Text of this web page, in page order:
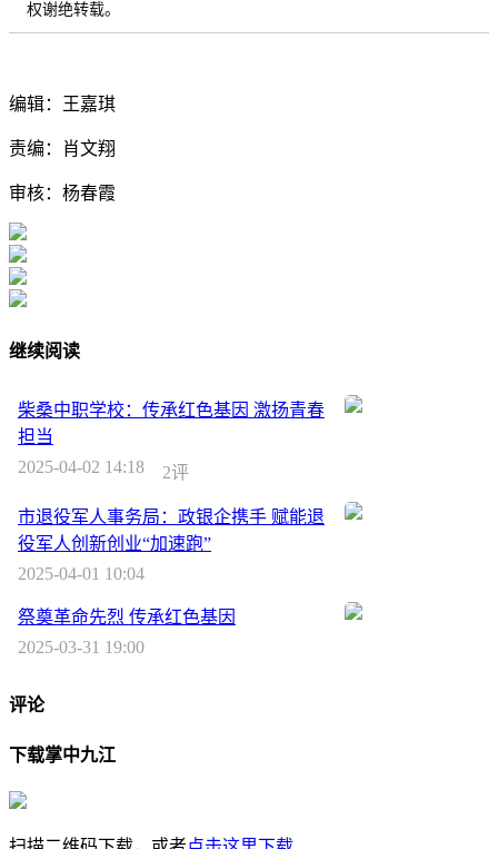
权谢绝转载。
编辑：王嘉琪
责编：肖文翔
审核：杨春霞
继续阅读
柴桑中职学校：传承红色基因 激扬青春
担当
2025-04-02 14:18
2评
市退役军人事务局：政银企携手 赋能退
役军人创新创业“加速跑”
2025-04-01 10:04
祭奠革命先烈 传承红色基因
2025-03-31 19:00
评论
下载掌中九江